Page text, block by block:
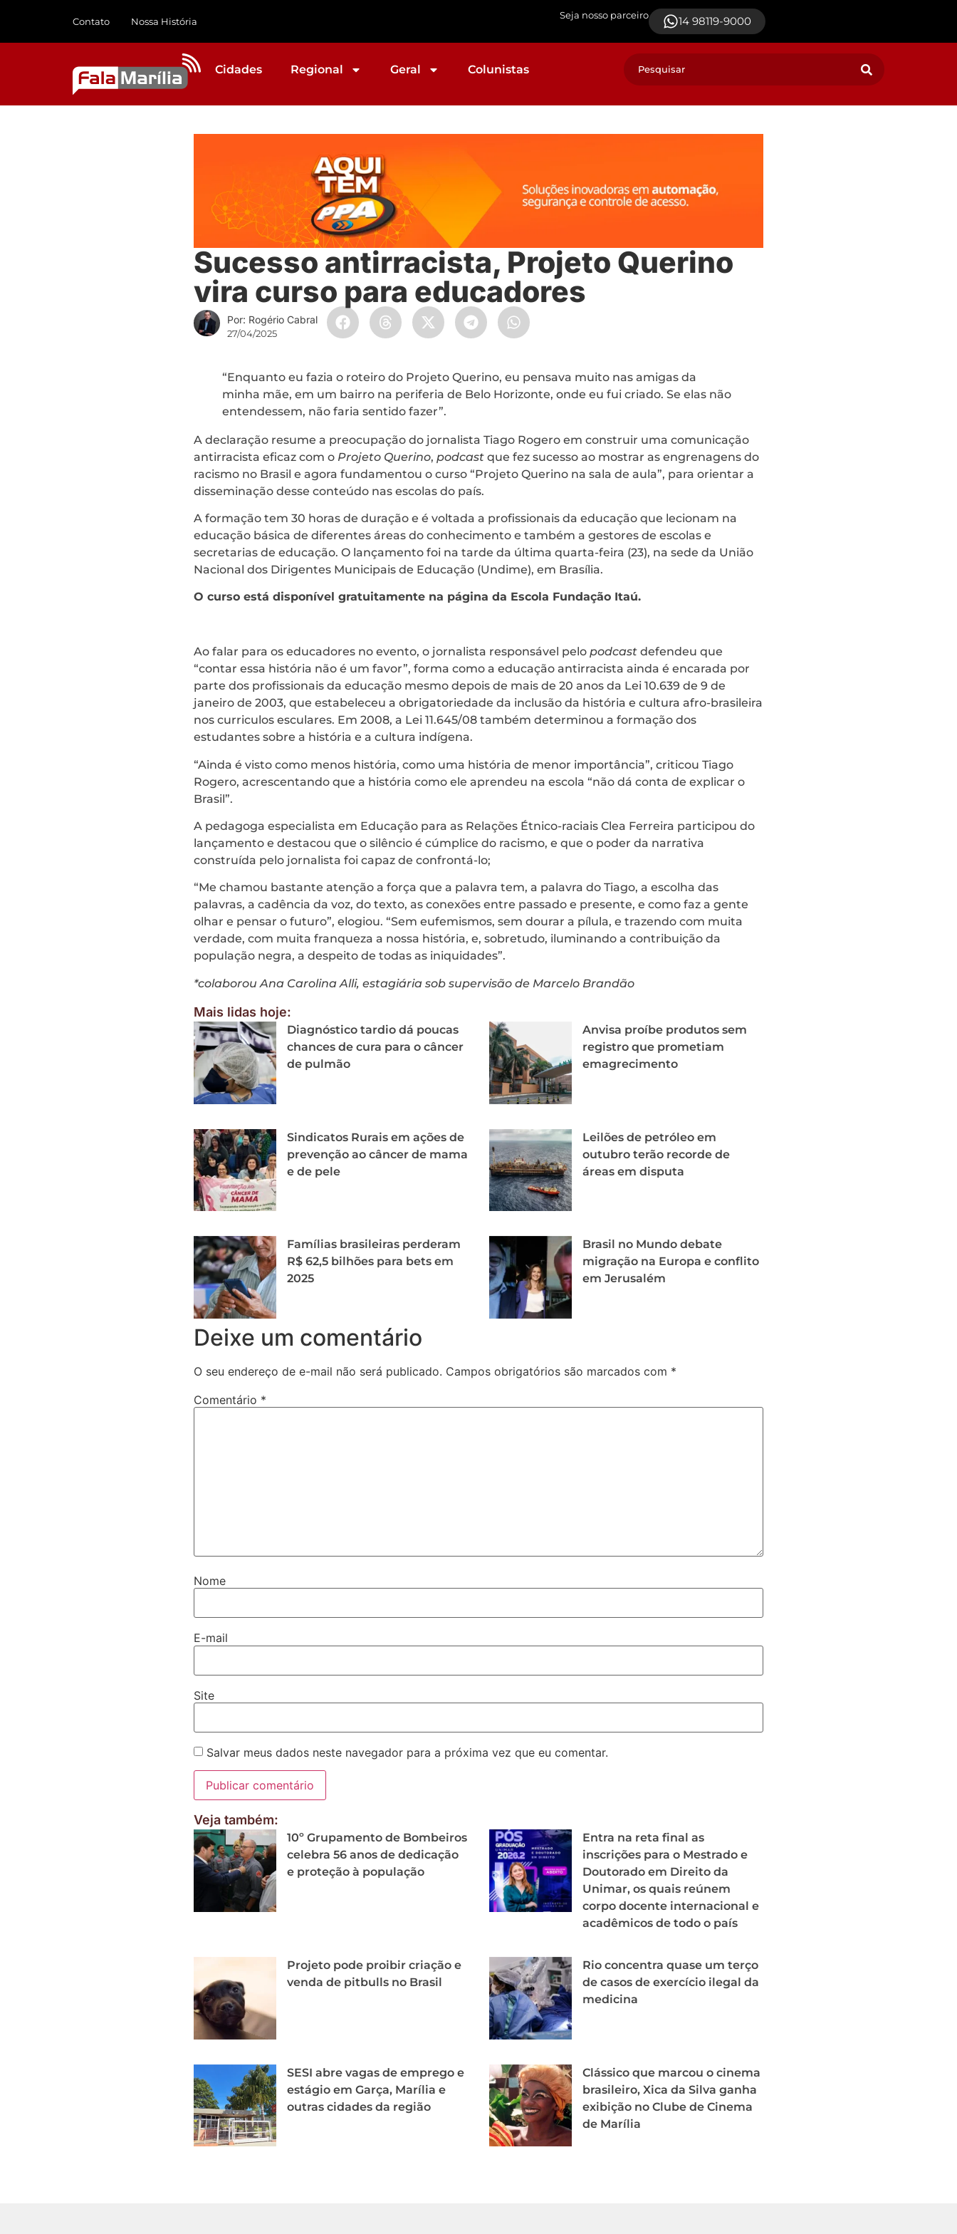
Contato Nossa História
Seja nosso parceiro 14 98119-9000
Cidades Regional Geral Colunistas
Sucesso antirracista, Projeto Querino
vira curso para educadores
Por: Rogério Cabral
27/04/2025
“Enquanto eu fazia o roteiro do Projeto Querino, eu pensava muito nas amigas da
minha mãe, em um bairro na periferia de Belo Horizonte, onde eu fui criado. Se elas não
entendessem, não faria sentido fazer”.
A declaração resume a preocupação do jornalista Tiago Rogero em construir uma comunicação
antirracista eficaz com o Projeto Querino, podcast que fez sucesso ao mostrar as engrenagens do
racismo no Brasil e agora fundamentou o curso “Projeto Querino na sala de aula”, para orientar a
disseminação desse conteúdo nas escolas do país.
A formação tem 30 horas de duração e é voltada a profissionais da educação que lecionam na
educação básica de diferentes áreas do conhecimento e também a gestores de escolas e
secretarias de educação. O lançamento foi na tarde da última quarta-feira (23), na sede da União
Nacional dos Dirigentes Municipais de Educação (Undime), em Brasília.
O curso está disponível gratuitamente na página da Escola Fundação Itaú.
Ao falar para os educadores no evento, o jornalista responsável pelo podcast defendeu que
“contar essa história não é um favor”, forma como a educação antirracista ainda é encarada por
parte dos profissionais da educação mesmo depois de mais de 20 anos da Lei 10.639 de 9 de
janeiro de 2003, que estabeleceu a obrigatoriedade da inclusão da história e cultura afro-brasileira
nos curriculos esculares. Em 2008, a Lei 11.645/08 também determinou a formação dos
estudantes sobre a história e a cultura indígena.
“Ainda é visto como menos história, como uma história de menor importância”, criticou Tiago
Rogero, acrescentando que a história como ele aprendeu na escola “não dá conta de explicar o
Brasil”.
A pedagoga especialista em Educação para as Relações Étnico-raciais Clea Ferreira participou do
lançamento e destacou que o silêncio é cúmplice do racismo, e que o poder da narrativa
construída pelo jornalista foi capaz de confrontá-lo;
“Me chamou bastante atenção a força que a palavra tem, a palavra do Tiago, a escolha das
palavras, a cadência da voz, do texto, as conexões entre passado e presente, e como faz a gente
olhar e pensar o futuro”, elogiou. “Sem eufemismos, sem dourar a pílula, e trazendo com muita
verdade, com muita franqueza a nossa história, e, sobretudo, iluminando a contribuição da
população negra, a despeito de todas as iniquidades”.
*colaborou Ana Carolina Alli, estagiária sob supervisão de Marcelo Brandão
Mais lidas hoje:
Diagnóstico tardio dá poucas
chances de cura para o câncer
de pulmão
Anvisa proíbe produtos sem
registro que prometiam
emagrecimento
Sindicatos Rurais em ações de
prevenção ao câncer de mama
e de pele
Leilões de petróleo em
outubro terão recorde de
áreas em disputa
Famílias brasileiras perderam
R$ 62,5 bilhões para bets em
2025
Brasil no Mundo debate
migração na Europa e conflito
em Jerusalém
Deixe um comentário
O seu endereço de e-mail não será publicado. Campos obrigatórios são marcados com *
Comentário *
Nome
E-mail
Site
Salvar meus dados neste navegador para a próxima vez que eu comentar.
Veja também:
10º Grupamento de Bombeiros
celebra 56 anos de dedicação
e proteção à população
Entra na reta final as
inscrições para o Mestrado e
Doutorado em Direito da
Unimar, os quais reúnem
corpo docente internacional e
acadêmicos de todo o país
Projeto pode proibir criação e
venda de pitbulls no Brasil
Rio concentra quase um terço
de casos de exercício ilegal da
medicina
SESI abre vagas de emprego e
estágio em Garça, Marília e
outras cidades da região
Clássico que marcou o cinema
brasileiro, Xica da Silva ganha
exibição no Clube de Cinema
de Marília